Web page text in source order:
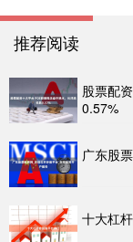
推荐阅读
股票配
0.57%
广东股
十大杠